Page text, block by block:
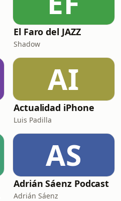
El Faro del JAZZ
Shadow
AI
Actualidad iPhone
Luis Padilla
AS
Adrián Sáenz Podcast
Adrián Sáenz